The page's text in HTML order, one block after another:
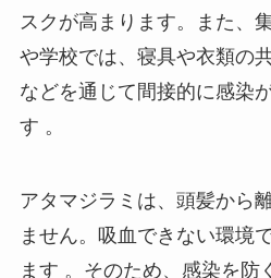
スクが高まります。​また、
や学校では、寝具や衣類の
などを通じて間接的に感染
す 。​
アタマジラミは、頭髪から
ません。​吸血できない環境
ます 。​そのため、感染を防